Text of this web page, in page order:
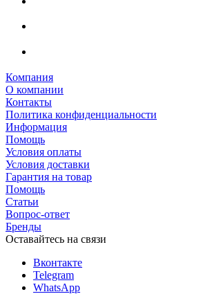
Компания
О компании
Контакты
Политика конфиденциальности
Информация
Помощь
Условия оплаты
Условия доставки
Гарантия на товар
Помощь
Статьи
Вопрос-ответ
Бренды
Оставайтесь на связи
Вконтакте
Telegram
WhatsApp